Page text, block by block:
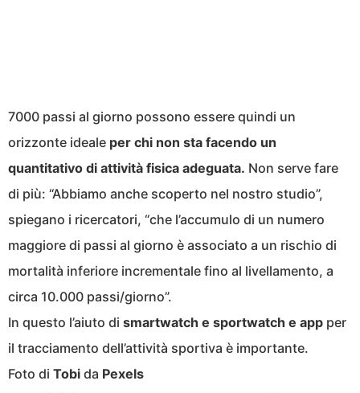
7000 passi al giorno possono essere quindi un
orizzonte ideale per chi non sta facendo un
quantitativo di attività fisica adeguata. Non serve fare
di più: “Abbiamo anche scoperto nel nostro studio”,
spiegano i ricercatori, “che l’accumulo di un numero
maggiore di passi al giorno è associato a un rischio di
mortalità inferiore incrementale fino al livellamento, a
circa 10.000 passi/giorno”.
In questo l’aiuto di smartwatch e sportwatch e app per
il tracciamento dell’attività sportiva è importante.
Foto di Tobi da Pexels